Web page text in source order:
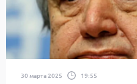
30 марта 2025 19:55